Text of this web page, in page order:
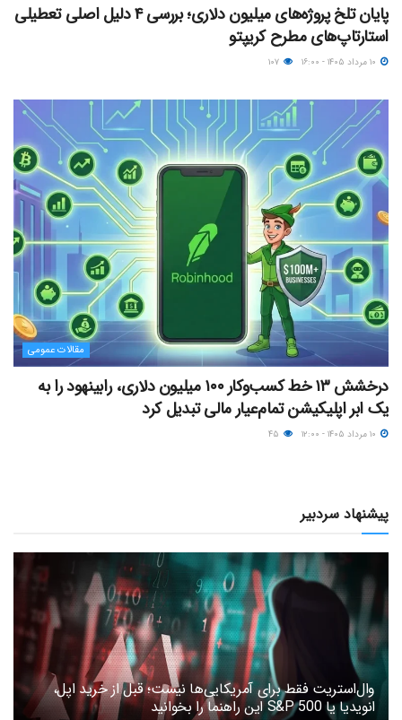
پایان تلخ پروژه‌های میلیون دلاری؛ بررسی ۴ دلیل اصلی تعطیلی
استارتاپ‌های مطرح کریپتو
مقالات عمومی
درخشش ۱۳ خط کسب‌وکار ۱۰۰ میلیون دلاری، رابینهود را به
یک ابر اپلیکیشن تمام‌عیار مالی تبدیل کرد
پیشنهاد سردبیر
وال‌استریت فقط برای آمریکایی‌ها نیست؛ قبل از خرید اپل،
انویدیا یا S&P 500 این راهنما را بخوانید